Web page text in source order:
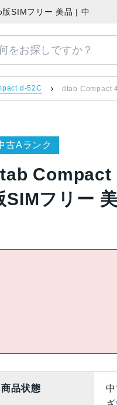
SIMフリー 美品 | 中古スマ
d-52C dtab Compact
古Aランク
Compact
SIMフリー
商品状態